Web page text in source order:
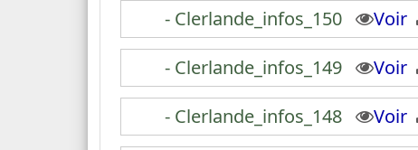
- Clerlande_infos_150
Voir
- Clerlande_infos_149
Voir
- Clerlande_infos_148
Voir